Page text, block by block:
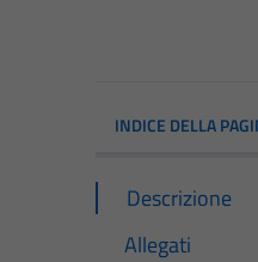
INDICE DELLA
Descrizione
Allegati